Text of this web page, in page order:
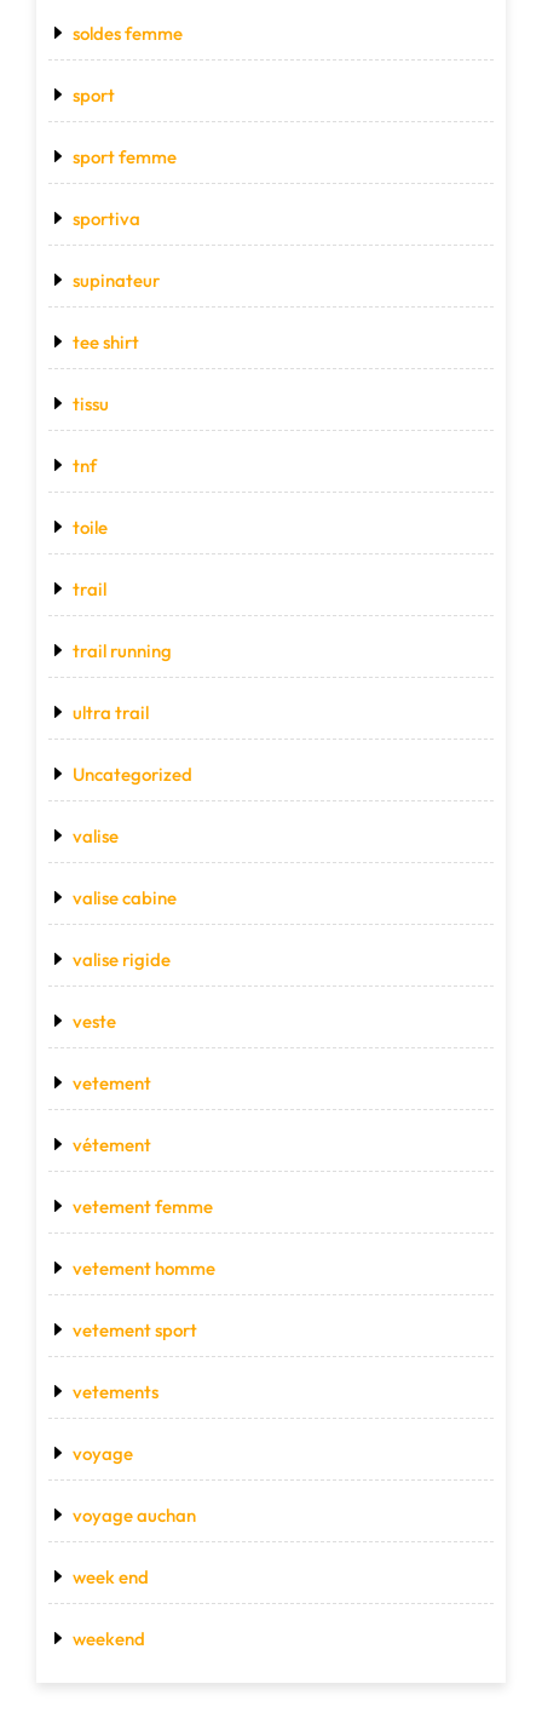
soldes femme
sport
sport femme
sportiva
supinateur
tee shirt
tissu
tnf
toile
trail
trail running
ultra trail
Uncategorized
valise
valise cabine
valise rigide
veste
vetement
vétement
vetement femme
vetement homme
vetement sport
vetements
voyage
voyage auchan
week end
weekend